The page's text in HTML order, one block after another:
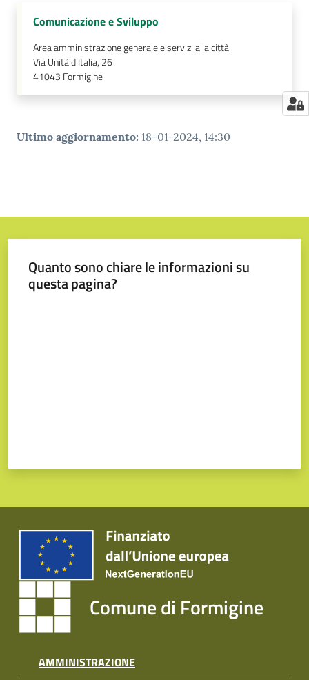
Comunicazione e Sviluppo
Area amministrazione generale e servizi alla città
Via Unità d'Italia, 26
41043 Formigine
Ultimo aggiornamento: 18-01-2024, 14:30
Quanto sono chiare le informazioni su
questa pagina?
Comune di Formigine
AMMINISTRAZIONE